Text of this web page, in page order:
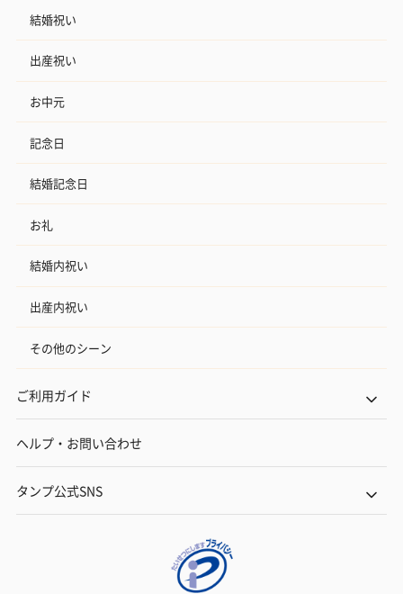
結婚祝い
出産祝い
お中元
記念日
結婚記念日
お礼
結婚内祝い
出産内祝い
その他のシーン
ご利用ガイド
ヘルプ・お問い合わせ
タンプ公式SNS